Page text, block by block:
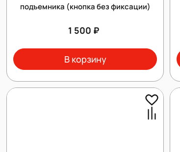
подъемника (кнопка без фиксации)
1 500 ₽
В корзину